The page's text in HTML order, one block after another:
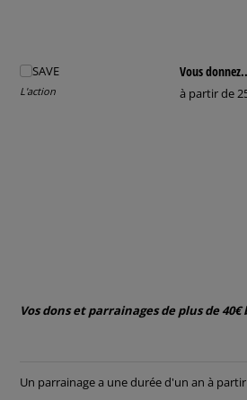
SAVESAVE
L'action
Vous
à partir de
Vos dons et parrainages de plus de
Un parrainage a une durée d'un an à